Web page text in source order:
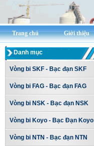
Trang chủ Giới thiệu
Danh mục
Vòng bi SKF - Bạc đạn SKF
Vòng bi FAG - Bạc đạn FAG
Vòng bi NSK - Bạc đạn NSK
Vòng bi Koyo - Bạc Đạn Koyo
Vòng bi NTN - Bạc đạn NTN